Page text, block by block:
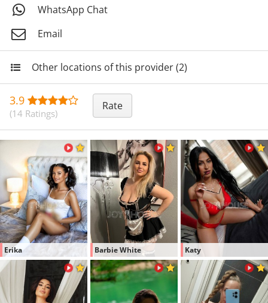
WhatsApp Chat
Email
Other locations of this provider (2)
3.9
(14 Ratings)
Rate
Erika Barbie White Katy